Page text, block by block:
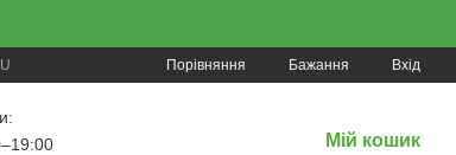
Порівняння Бажання Вхід
Мій кошик